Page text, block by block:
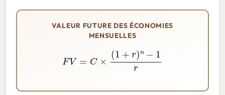
VALEUR FUTURE DES ÉCONOMIES
MENSUELLES
1+ ) n−1r